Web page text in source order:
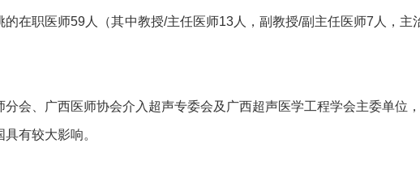
在职医师59人（其中教授/主任医师13人，副教授/副主任医师7人，主
会、广西医师协会介入超声专委会及广西超声医学工程学会主委单位
有较大影响。